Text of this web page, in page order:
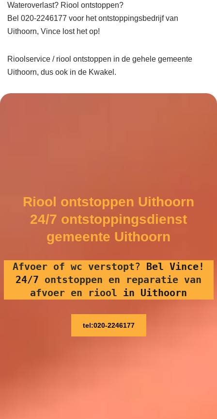
Wateroverlast? Riool ontstoppen?
Bel 020-2246177 voor het ontstoppingsbedrijf van
Uithoorn, Vince lost het op!
Rioolservice / riool ontstoppen in de gehele gemeente
Uithoorn, dus ook in de Kwakel.
Riool ontstoppen Uithoorn
24/7 ontstoppingsdienst
gemeente Uithoorn
Afvoer of wc verstopt? Bel Vince!
24/7 ontstoppen en reparatie van
afvoer en riool in Uithoorn
tel:020-2246177